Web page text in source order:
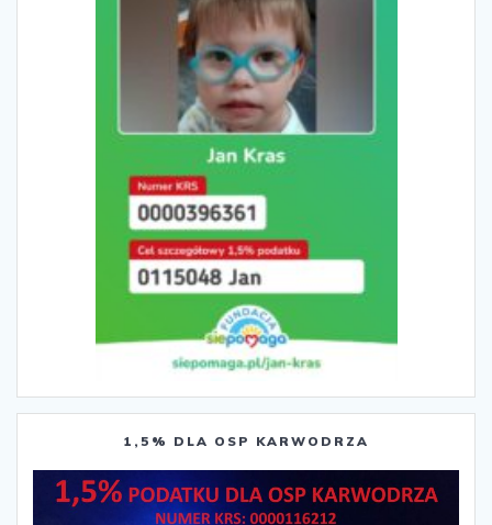
1,5% DLA OSP KARWODRZA